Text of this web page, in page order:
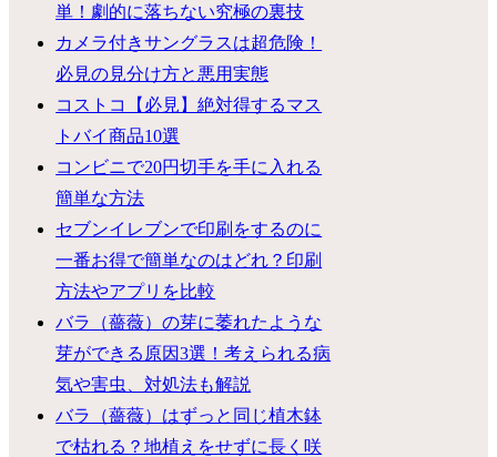
単！劇的に落ちない究極の裏技
カメラ付きサングラスは超危険！
必見の見分け方と悪用実態
コストコ【必見】絶対得するマス
トバイ商品10選
コンビニで20円切手を手に入れる
簡単な方法
セブンイレブンで印刷をするのに
一番お得で簡単なのはどれ？印刷
方法やアプリを比較
バラ（薔薇）の芽に萎れたような
芽ができる原因3選！考えられる病
気や害虫、対処法も解説
バラ（薔薇）はずっと同じ植木鉢
で枯れる？地植えをせずに長く咲